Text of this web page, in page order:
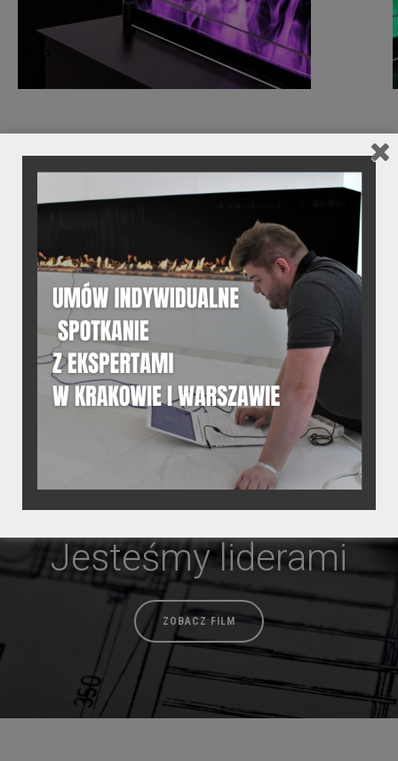
02.DANE TECHNICZNE
Dane techniczne produktu
DANE TECHNICZNE
Szczegółowe informacje o
produkcie
Jesteśmy liderami
ZOBACZ FILM